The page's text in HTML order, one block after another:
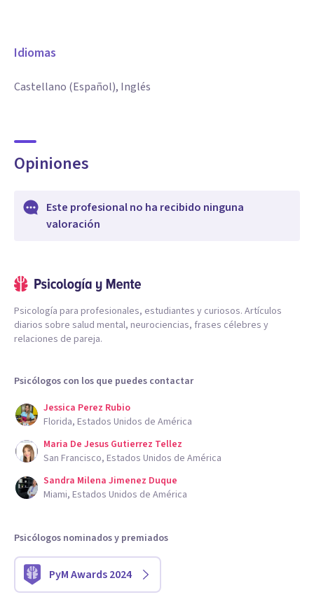
Idiomas
Castellano (Español), Inglés
Opiniones
Este profesional no ha recibido ninguna
valoración
Psicología para profesionales, estudiantes y curiosos. Artículos
diarios sobre salud mental, neurociencias, frases célebres y
relaciones de pareja.
Psicólogos con los que puedes contactar
Jessica Perez Rubio
Florida, Estados Unidos de América
Maria De Jesus Gutierrez Tellez
San Francisco, Estados Unidos de América
Sandra Milena Jimenez Duque
Miami, Estados Unidos de América
Psicólogos nominados y premiados
PyM Awards 2024